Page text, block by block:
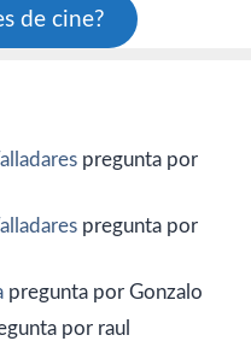
de cine?
pregunta por
pregunta por
pregunta por Gonzalo
por raul